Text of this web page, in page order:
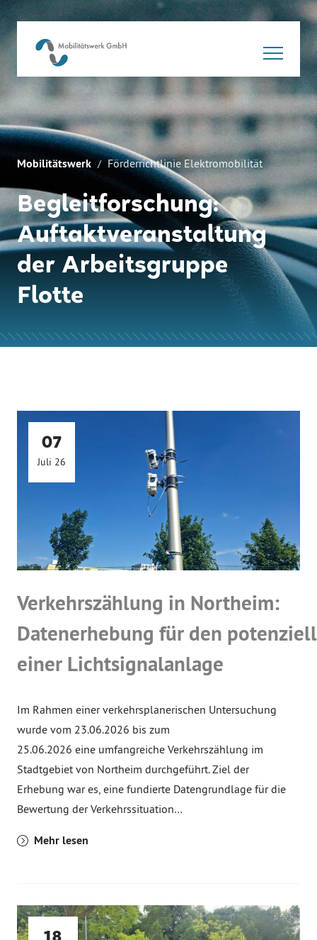
Mobilitätswerk Förderrichtlinie Elektromobilität
Begleitforschung:
Auftaktveranstaltung
der Arbeitsgruppe
Flotte
07
Juli 26
Verkehrszählung in Northeim:
Datenerhebung für den
einer Lichtsignalanlage
Im Rahmen einer verkehrsplanerischen Untersuchung
wurde vom 23.06.2026 bis zum
25.06.2026 eine umfangreiche Verkehrszählung im
Stadtgebiet von Northeim durchgeführt. Ziel der
Erhebung war es, eine fundierte Datengrundlage für die
Bewertung der Verkehrssituation…
Mehr lesen